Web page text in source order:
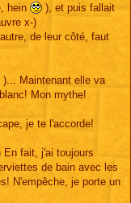
hein
), et puis fallait
x-)
de leur côté, faut
)... Maintenant elle va
Mon mythe!
je te l'accorde!
En fait, j'ai toujours
de bain avec les
N'empêche, je porte un